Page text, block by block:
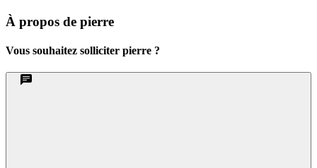
À propos de pierre
Vous souhaitez solliciter pierre ?